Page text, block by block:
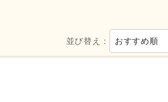
日勤のみ可 (726)
並び替え： おすすめ順